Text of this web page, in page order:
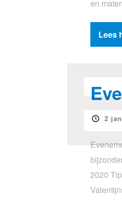
en
Lees
2
2020